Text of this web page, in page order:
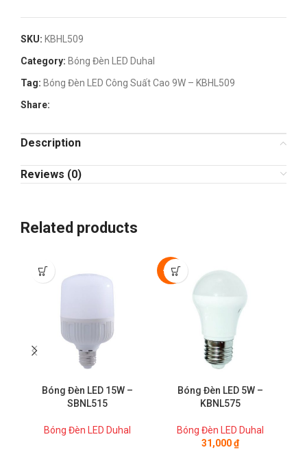
SKU: KBHL509
Category: Bóng Đèn LED Duhal
Tag: Bóng Đèn LED Công Suất Cao 9W – KBHL509
Share:
Description
Reviews (0)
Related products
Bóng Đèn LED 15W –
SBNL515
Bóng Đèn LED Duhal
-30%
Bóng Đèn LED 5W –
KBNL575
Bóng Đèn LED Duhal
31,000₫